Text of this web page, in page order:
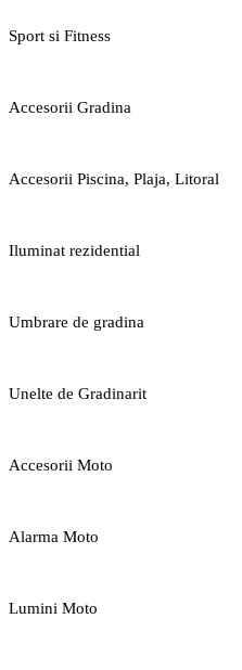
Sport si Fitness
Accesorii Gradina
Accesorii Piscina, Plaja, Litoral
Iluminat rezidential
Umbrare de gradina
Unelte de Gradinarit
Accesorii Moto
Alarma Moto
Lumini Moto